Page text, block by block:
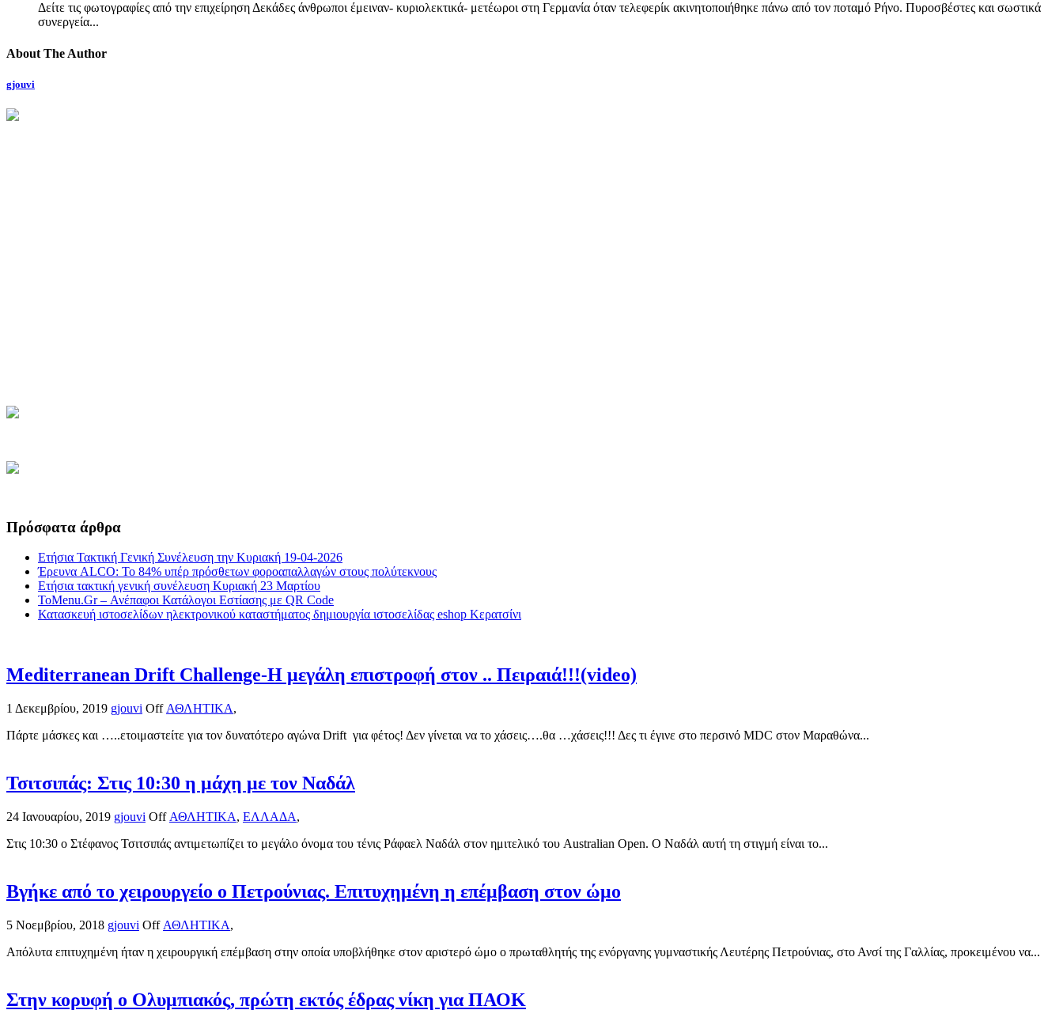
Δείτε τις φωτογραφίες από την επιχείρηση Δεκάδες άνθρωποι έμειναν- κυριολεκτικά- μετέωροι στη Γερμανία όταν τελεφερίκ ακινητοποιήθηκε πάνω από τον ποταμό Ρήνο. Πυροσβέστες και σωστικά
συνεργεία...
About The Author
gjouvi
Πρόσφατα άρθρα
Ετήσια Τακτική Γενική Συνέλευση την Κυριακή 19-04-2026
Έρευνα ALCO: Το 84% υπέρ πρόσθετων φοροαπαλλαγών στους πολύτεκνους
Ετήσια τακτική γενική συνέλευση Κυριακή 23 Μαρτίου
ToMenu.Gr – Ανέπαφοι Κατάλογοι Εστίασης με QR Code
Κατασκευή ιστοσελίδων ηλεκτρονικού καταστήματος δημιουργία ιστοσελίδας eshop Κερατσίνι
Mediterranean Drift Challenge-Η μεγάλη επιστροφή στον .. Πειραιά!!!(video)
1 Δεκεμβρίου, 2019 gjouvi Off ΑΘΛΗΤΙΚΑ,
Πάρτε μάσκες και …..ετοιμαστείτε για τον δυνατότερο αγώνα Drift για φέτος! Δεν γίνεται να το χάσεις….θα …χάσεις!!! Δες τι έγινε στο περσινό MDC στον Μαραθώνα...
Τσιτσιπάς: Στις 10:30 η μάχη με τον Ναδάλ
24 Ιανουαρίου, 2019 gjouvi Off ΑΘΛΗΤΙΚΑ, ΕΛΛΑΔΑ,
Στις 10:30 ο Στέφανος Τσιτσιπάς αντιμετωπίζει το μεγάλο όνομα του τένις Ράφαελ Ναδάλ στον ημιτελικό του Australian Open. Ο Ναδάλ αυτή τη στιγμή είναι το...
Βγήκε από το χειρουργείο ο Πετρούνιας. Επιτυχημένη η επέμβαση στον ώμο
5 Νοεμβρίου, 2018 gjouvi Off ΑΘΛΗΤΙΚΑ,
Απόλυτα επιτυχημένη ήταν η χειρουργική επέμβαση στην οποία υποβλήθηκε στον αριστερό ώμο ο πρωταθλητής της ενόργανης γυμναστικής Λευτέρης Πετρούνιας, στο Ανσί της Γαλλίας, προκειμένου να...
Στην κορυφή ο Ολυμπιακός, πρώτη εκτός έδρας νίκη για ΠΑΟΚ